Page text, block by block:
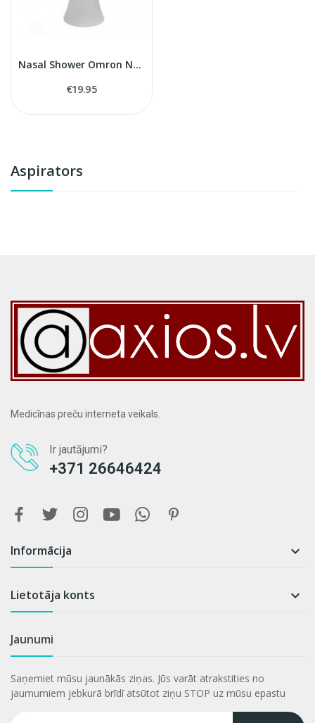
Aspirators
Nasal Shower Omron NEB014
€19.95
Medicīnas preču interneta veikals.
Ir jautājumi?
+371 26646424
Informācija 
Lietotāja konts 
Jaunumi
Saņemiet mūsu jaunākās ziņas. Jūs varāt atrakstities no
jaumumiem jebkurā brīdī atsūtot ziņu STOP uz mūsu epastu